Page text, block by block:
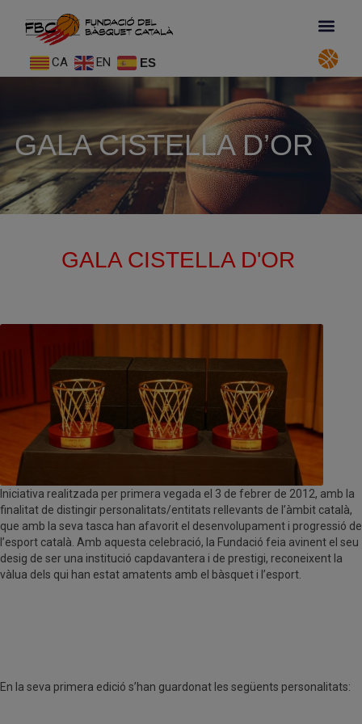
CA EN ES
GALA CISTELLA D’OR
GALA CISTELLA D'OR
Iniciativa realitzada per primera vegada el 3 de febrer de 2012, amb la
finalitat de distingir personalitats/entitats rellevants de l’àmbit català,
que amb la seva tasca han afavorit el desenvolupament i progressió de
l’esport català. Amb aquesta celebració, la Fundació feia avinent el seu
desig de ser una institució capdavantera i de prestigi, reconeixent la
vàlua dels qui han estat amatents amb el bàsquet i l’esport.
En la seva primera edició s’han guardonat les següents personalitats: